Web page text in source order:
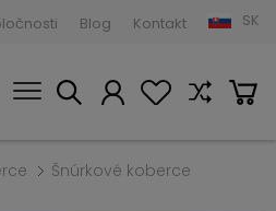
Blog Kontakt SK
Šnúrkové koberce